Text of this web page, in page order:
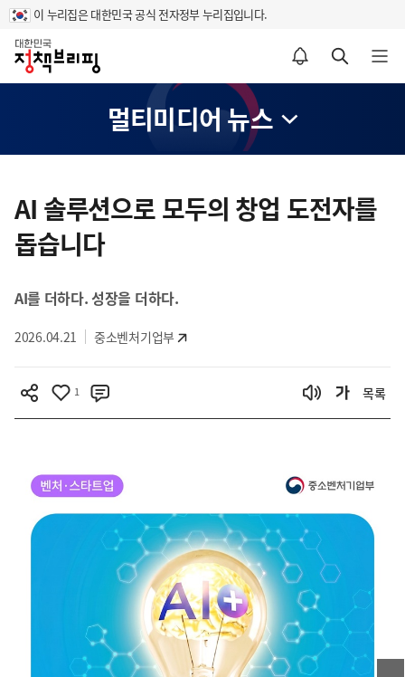
이 누리집은 대한민국 공식 전자정부 누리집입니다.
홈
알림설정 바로가기 검색 바로가기 메뉴 열기
멀티미디어 뉴스
츠
영
AI 솔루션으로 모두의 창업 도전자를
돕습니다
AI를 더하다. 성장을 더하다.
2026.04.21 중소벤처기업부
1 목록